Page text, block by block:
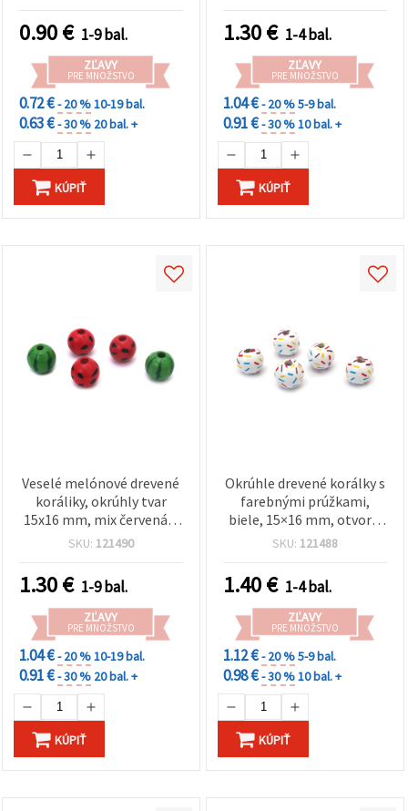
0.90€ 1-9 bal.
ZĽAVY
PRE MNOŽSTVO
0.72 €- 20 %10-19 bal.
0.63 €- 30 % 20 bal. +
KÚPIŤ
1.30€ 1-4 bal.
ZĽAVY
PRE MNOŽSTVO
1.04 €- 20 %5-9 bal.
0.91 €- 30 %10 bal. +
KÚPIŤ
Veselé melónové drevené
koráliky, okrúhly tvar
15x16 mm, mix červená a
zelená, otvor 4 mm –
šperky a kreatívne
tvorenie
SKU: 121490
1.30€ 1-9 bal.
ZĽAVY
PRE MNOŽSTVO
1.04 €- 20 %10-19 bal.
0.91 €- 30 % 20 bal. +
KÚPIŤ
Okrúhle drevené korálky s
farebnými prúžkami,
biele, 15×16 mm, otvor 4
mm – 10 ks
SKU: 121488
1.40€ 1-4 bal.
ZĽAVY
PRE MNOŽSTVO
1.12 €- 20 %5-9 bal.
0.98 €- 30 %10 bal. +
KÚPIŤ